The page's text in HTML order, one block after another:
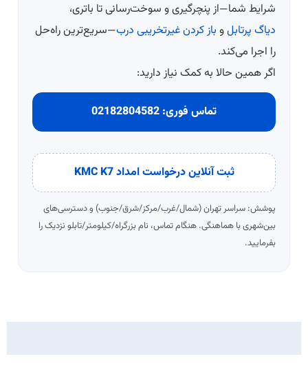
شرایط شما—از پنچرگیری و سوخت‌رسانی تا باتری،
دیاگ پرتابلو باز کردن غیرتخریبی درب—سریع‌ترین راه‌حل
را اجرا می‌کند.
اگر همین حالا به کمک نیاز دارید:
تماس فوری: 02182804582
ثبت آنلاین درخواست امداد KMC K7
پوشش: سراسر تهران (شمال/غرب/مرکز/شرق/جنوب) و دسترسی‌های
بین‌شهری با هماهنگی. هنگام تماس، نام بزرگراه/کیلومتر/تابلو نزدیک را
بفرمایید.